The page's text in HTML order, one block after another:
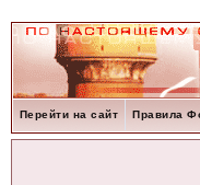
Перейти на сайт Правила